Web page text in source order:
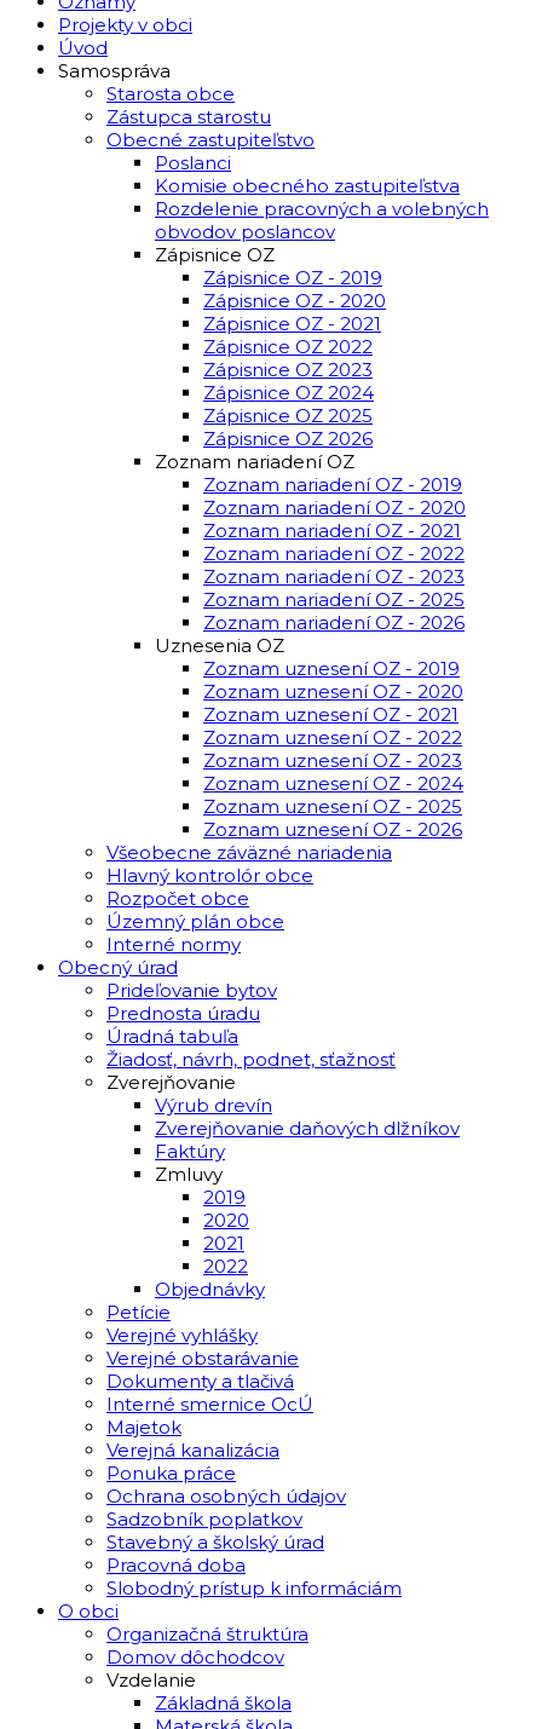
Projekty v obci
Úvod
Samospráva
Starosta obce
Zástupca starostu
Obecné zastupiteľstvo
Poslanci
Komisie obecného zastupiteľstva
Rozdelenie pracovných a volebných
obvodov poslancov
Zápisnice OZ
Zápisnice OZ - 2019
Zápisnice OZ - 2020
Zápisnice OZ - 2021
Zápisnice OZ 2022
Zápisnice OZ 2023
Zápisnice OZ 2024
Zápisnice OZ 2025
Zápisnice OZ 2026
Zoznam nariadení OZ
Zoznam nariadení OZ - 2019
Zoznam nariadení OZ - 2020
Zoznam nariadení OZ - 2021
Zoznam nariadení OZ - 2022
Zoznam nariadení OZ - 2023
Zoznam nariadení OZ - 2025
Zoznam nariadení OZ - 2026
Uznesenia OZ
Zoznam uznesení OZ - 2019
Zoznam uznesení OZ - 2020
Zoznam uznesení OZ - 2021
Zoznam uznesení OZ - 2022
Zoznam uznesení OZ - 2023
Zoznam uznesení OZ - 2024
Zoznam uznesení OZ - 2025
Zoznam uznesení OZ - 2026
Všeobecne záväzné nariadenia
Hlavný kontrolór obce
Rozpočet obce
Územný plán obce
Interné normy
Obecný úrad
Prideľovanie bytov
Prednosta úradu
Úradná tabuľa
Žiadosť, návrh, podnet, sťažnosť
Zverejňovanie
Výrub drevín
Zverejňovanie daňových dlžníkov
Faktúry
Zmluvy
2019
2020
2021
2022
Objednávky
Petície
Verejné vyhlášky
Verejné obstarávanie
Dokumenty a tlačivá
Interné smernice OcÚ
Majetok
Verejná kanalizácia
Ponuka práce
Ochrana osobných údajov
Sadzobník poplatkov
Stavebný a školský úrad
Pracovná doba
Slobodný prístup k informáciám
O obci
Organizačná štruktúra
Domov dôchodcov
Vzdelanie
Základná škola